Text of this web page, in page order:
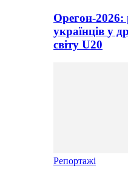
Орегон-2026:
українців у
світу U20
Репортажі